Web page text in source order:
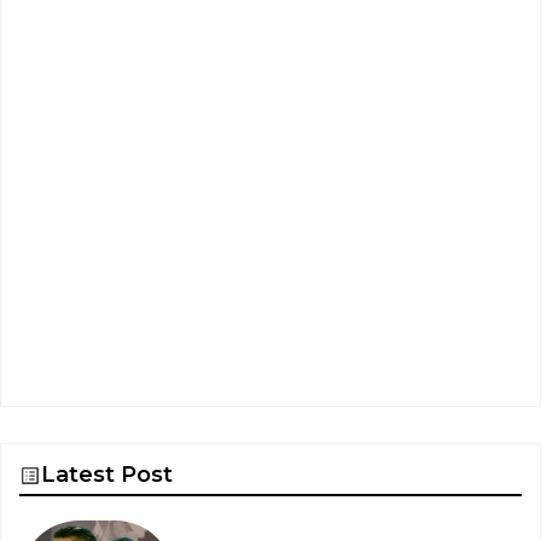
Latest Post